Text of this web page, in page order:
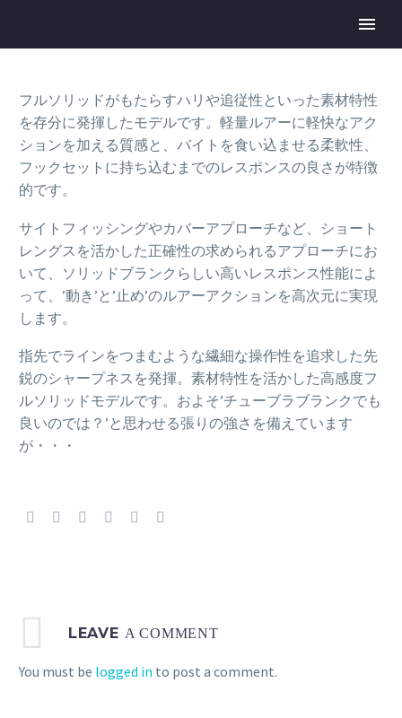
フルソリッドがもたらすハリや追従性といった素材特性
を存分に発揮したモデルです。軽量ルアーに軽快なアク
ションを加える質感と、バイトを食い込ませる柔軟性、
フックセットに持ち込むまでのレスポンスの良さが特徴
的です。
サイトフィッシングやカバーアプローチなど、ショート
レングスを活かした正確性の求められるアプローチにお
いて、ソリッドブランクらしい高いレスポンス性能によ
って、’動き’と’止め’のルアーアクションを高次元に実現
します。
指先でラインをつまむような繊細な操作性を追求した先
鋭のシャープネスを発揮。素材特性を活かした高感度フ
ルソリッドモデルです。およそ’チューブラブランクでも
良いのでは？’と思わせる張りの強さを備えています
が・・・
LEAVE A COMMENT
You must be logged in to post a comment.